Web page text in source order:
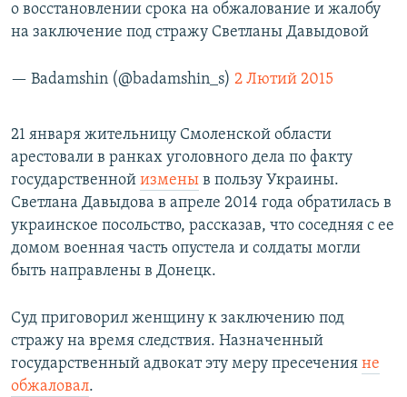
о восстановлении срока на обжалование и жалобу
на заключение под стражу Светланы Давыдовой
— Badamshin (@badamshin_s) 2 Лютий 2015
21 января жительницу Смоленской области
арестовали в ранках уголовного дела по факту
государственной измены в пользу Украины.
Светлана Давыдова в апреле 2014 года обратилась в
украинское посольство, рассказав, что соседняя с ее
домом военная часть опустела и солдаты могли
быть направлены в Донецк.
Суд приговорил женщину к заключению под
стражу на время следствия. Назначенный
государственный адвокат эту меру пресечения не
обжаловал.